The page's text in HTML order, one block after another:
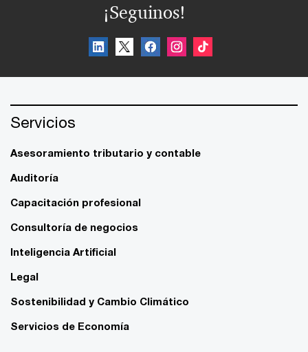
¡Seguinos!
Servicios
Asesoramiento tributario y contable
Auditoría
Capacitación profesional
Consultoría de negocios
Inteligencia Artificial
Legal
Sostenibilidad y Cambio Climático
Servicios de Economía